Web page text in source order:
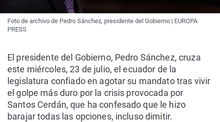
Foto de archivo de Pedro Sánchez, presidente del Gobierno | EUROPA
PRESS
El presidente del Gobierno, Pedro Sánchez, cruza
este miércoles, 23 de julio, el ecuador de la
legislatura confiado en agotar su mandato tras vivir
el golpe más duro por la crisis provocada por
Santos Cerdán, que ha confesado que le hizo
barajar todas las opciones, incluso dimitir.